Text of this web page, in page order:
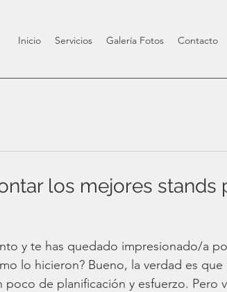
Inicio Servicios Galería Fotos Contacto
los mejores stands
y te has quedado impresionado/a
lo hicieron? Bueno, la verdad es
de planificación y esfuerzo. Pero